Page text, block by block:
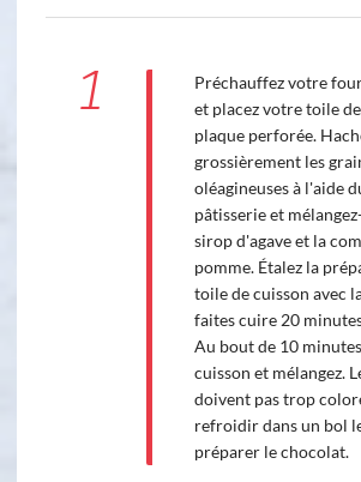
1
Préchauffez votre
et placez votre toile
plaque perforée.
grossièrement les
oléagineuses à l'aide
pâtisserie et
sirop d'agave et la
pomme. Étalez la
toile de cuisson avec
faites cuire 20
Au bout de 10
cuisson et mélangez.
doivent pas trop
refroidir dans un bol
préparer le chocolat.